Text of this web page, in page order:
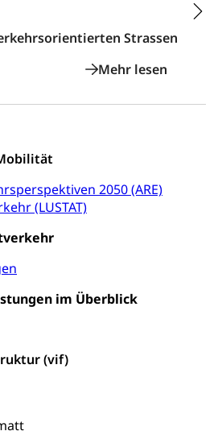
Strassen
2050 (ARE)
(LUSTAT)
im Überblick
(vif)
Heimtiere
Militärdienstverweigerer,
Armee
Katastrophenhilfe, Polizei,
technische Betriebe,
Führungsstab
öffentliche Ordnung
Waffenschein, Waffenbüro,